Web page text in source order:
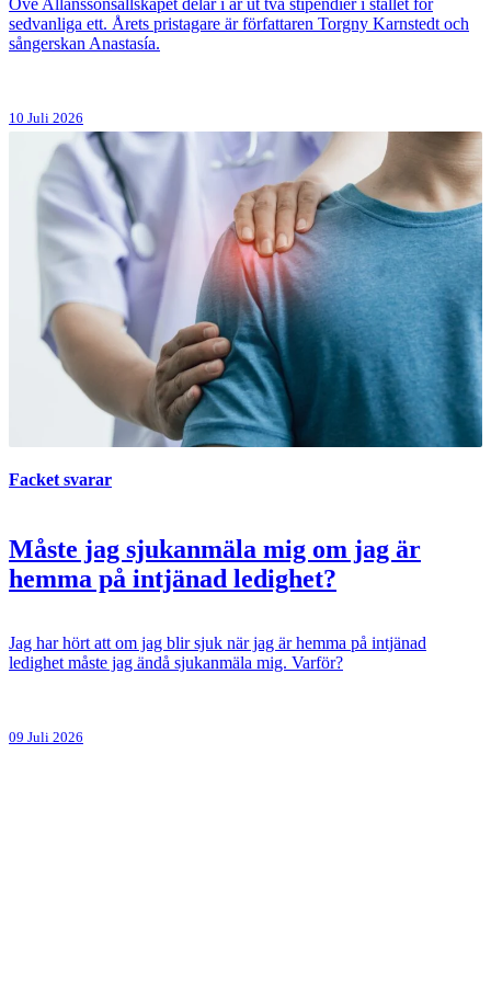
sedvanliga ett. Årets pristagare är författaren Torgny Karnstedt och
sångerskan Anastasía.
10 Juli 2026
Facket svarar
Måste jag sjukanmäla mig om jag är
hemma på intjänad ledighet?
Jag har hört att om jag blir sjuk när jag är hemma på intjänad
ledighet måste jag ändå sjukanmäla mig. Varför?
09 Juli 2026